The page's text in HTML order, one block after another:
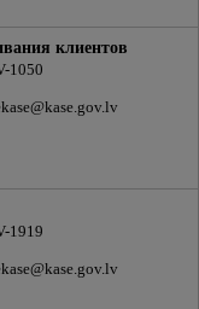
клиентов
1050
1919